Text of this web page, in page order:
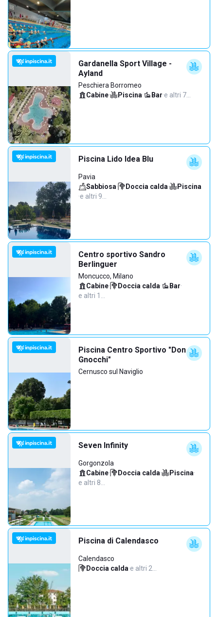
Gardanella Sport Village -
Ayland
Peschiera Borromeo
Cabine· Piscina· Bar·e altri 7…
Piscina Lido Idea Blu
Pavia
Sabbiosa· Doccia calda·
Piscina
·e altri 9…
Centro sportivo Sandro
Berlinguer
Moncucco, Milano
Cabine· Doccia calda· Bar·
e altri 1…
Piscina Centro Sportivo "Don
Gnocchi"
Cernusco sul Naviglio
Seven Infinity
Gorgonzola
Cabine· Doccia calda· Piscina·
e altri 8…
Piscina di Calendasco
Calendasco
Doccia calda·e altri 2…